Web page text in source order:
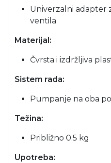
Univerzalni adapter
ventila
Materijal:
Čvrsta i izdržljiva
Sistem rada:
Pumpanje na oba
Težina:
Približno 0.5 kg
Upotreba: